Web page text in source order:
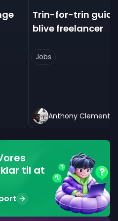
Trin-for-trin
blive freelancer
Jobs
Anthony Clement
til at